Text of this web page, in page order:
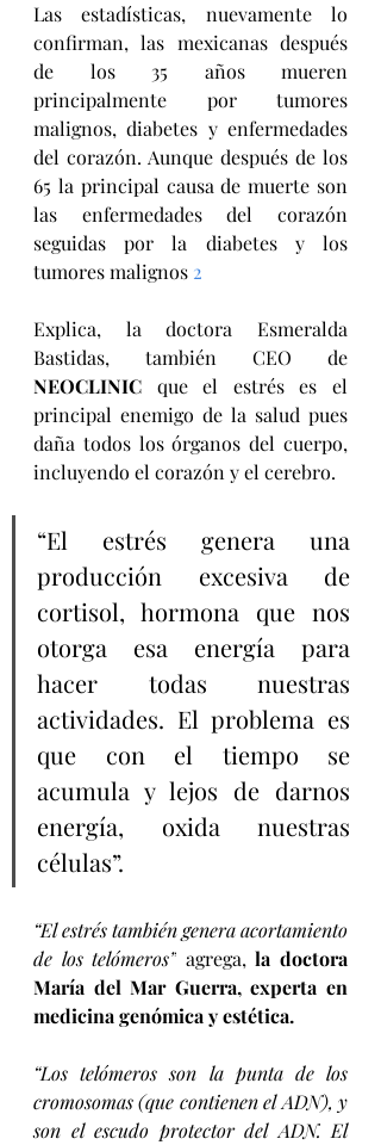
Las estadísticas, nuevamente lo
confirman, las mexicanas después
de los 35 años mueren
principalmente por tumores
malignos, diabetes y enfermedades
del corazón. Aunque después de los
65 la principal causa de muerte son
las enfermedades del corazón
seguidas por la diabetes y los
tumores malignos 2
Explica, la doctora Esmeralda
NEOCLINIC que el estrés es el
principal enemigo de la salud pues
daña todos los órganos del cuerpo,
incluyendo el corazón y el cerebro.
“El estrés genera una
producción excesiva de
cortisol, hormona que nos
otorga esa energía para
hacer todas nuestras
actividades. El problema es
que con el tiempo se
acumula y lejos de darnos
energía, oxida nuestras
células”.
“El estrés también genera acortamiento
de los telómeros” agrega, la doctora
María del Mar Guerra, experta en
medicina genómica y estética.
“Los telómeros son la punta de los
cromosomas (que contienen el ADN), y
son el escudo protector del ADN. El